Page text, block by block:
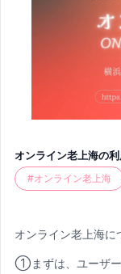
オンライン老上海の
#オンライン老上海
オンライン老上海に
①まずは、ユーザー